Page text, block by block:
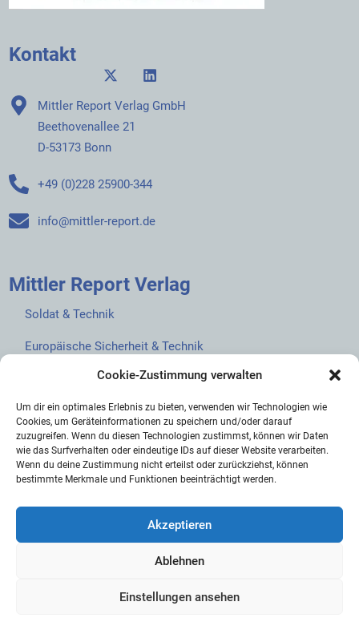
Cookie-Zustimmung verwalten
Um dir ein optimales Erlebnis zu bieten, verwenden wir Technologien wie
Cookies, um Geräteinformationen zu speichern und/oder darauf
zuzugreifen. Wenn du diesen Technologien zustimmst, können wir Daten
wie das Surfverhalten oder eindeutige IDs auf dieser Website verarbeiten.
Wenn du deine Zustimmung nicht erteilst oder zurückziehst, können
bestimmte Merkmale und Funktionen beeinträchtigt werden.
Akzeptieren
Ablehnen
Einstellungen ansehen
Kontakt
Mittler Report Verlag GmbH
Beethovenallee 21
D-53173 Bonn
+49 (0)228 25900-344
info@mittler-report.de
Mittler Report Verlag
Soldat & Technik
Europäische Sicherheit & Technik
European Security & Defence
MarineForum
Verlagswebsite
Mittler Report Shop